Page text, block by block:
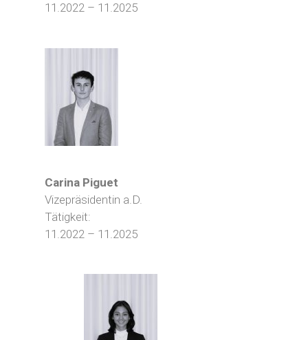
11.2022 – 11.2025
Carina Piguet
Vizepräsidentin a.D.
Tätigkeit:
11.2022 – 11.2025